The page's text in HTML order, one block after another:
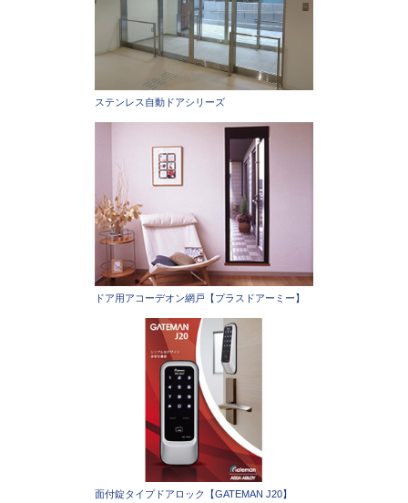
ステンレス自動ドアシリーズ
ドア用アコーデオン網戸【プラスドアーミー】
面付錠タイプドアロック【GATEMAN J20】